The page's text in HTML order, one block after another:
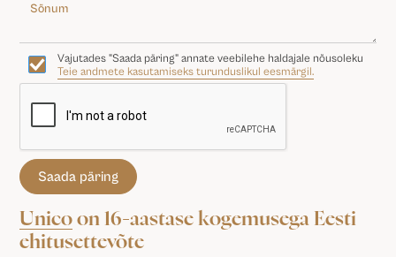
Unico on 16-aastase kogemusega Eesti
ehitusettevõte
Vajutades "Saada päring" annate veebilehe haldajale nõusoleku
Teie andmete kasutamiseks turunduslikul eesmärgil.